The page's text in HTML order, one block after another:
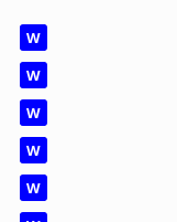
W
W
W
W
W